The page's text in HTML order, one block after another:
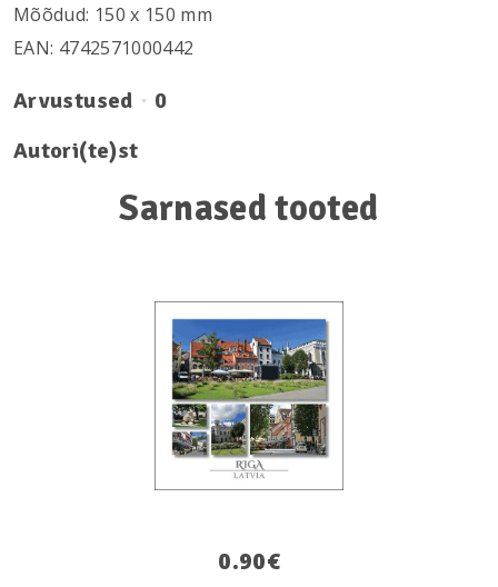
Mõõdud: 150 х 150 mm
EAN: 4742571000442
Arvustused
0
Autori(te)st
Sarnased tooted
0.90€